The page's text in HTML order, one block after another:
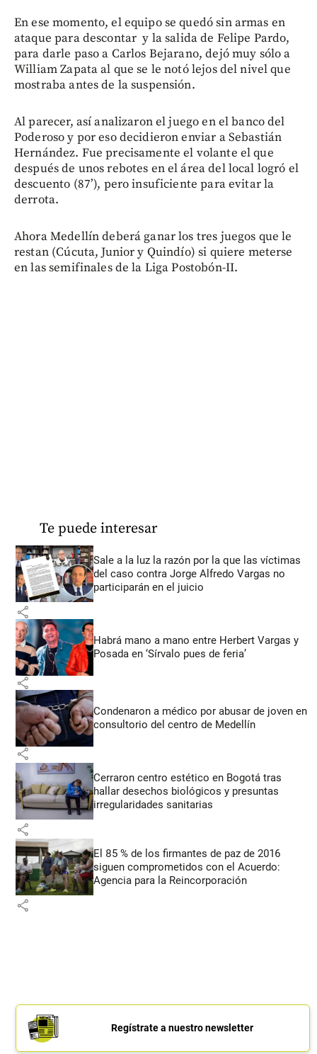
En ese momento, el equipo se quedó sin armas en
ataque para descontar y la salida de Felipe Pardo,
para darle paso a Carlos Bejarano, dejó muy sólo a
William Zapata al que se le notó lejos del nivel que
mostraba antes de la suspensión.
Al parecer, así analizaron el juego en el banco del
Poderoso y por eso decidieron enviar a Sebastián
Hernández. Fue precisamente el volante el que
después de unos rebotes en el área del local logró el
descuento (87’), pero insuficiente para evitar la
derrota.
Ahora Medellín deberá ganar los tres juegos que le
restan (Cúcuta, Junior y Quindío) si quiere meterse
en las semifinales de la Liga Postobón-II.
Te puede interesar
Sale a la luz la razón por la que las víctimas
del caso contra Jorge Alfredo Vargas no
participarán en el juicio
share
Habrá mano a mano entre Herbert Vargas y
Posada en ‘Sírvalo pues de feria’
share
Condenaron a médico por abusar de joven en
consultorio del centro de Medellín
share
Cerraron centro estético en Bogotá tras
hallar desechos biológicos y presuntas
irregularidades sanitarias
share
El 85 % de los firmantes de paz de 2016
siguen comprometidos con el Acuerdo:
Agencia para la Reincorporación
share
Regístrate a nuestro newsletter